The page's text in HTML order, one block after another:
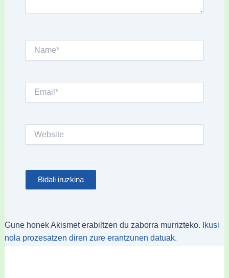
Email*
Gune honek Akismet erabiltzen du zaborra murrizteko.
Ikusi
nola prozesatzen diren zure erantzunen datuak.